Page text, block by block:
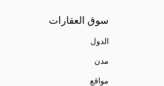
سوق العقارات
الدول
مدن
مواقع